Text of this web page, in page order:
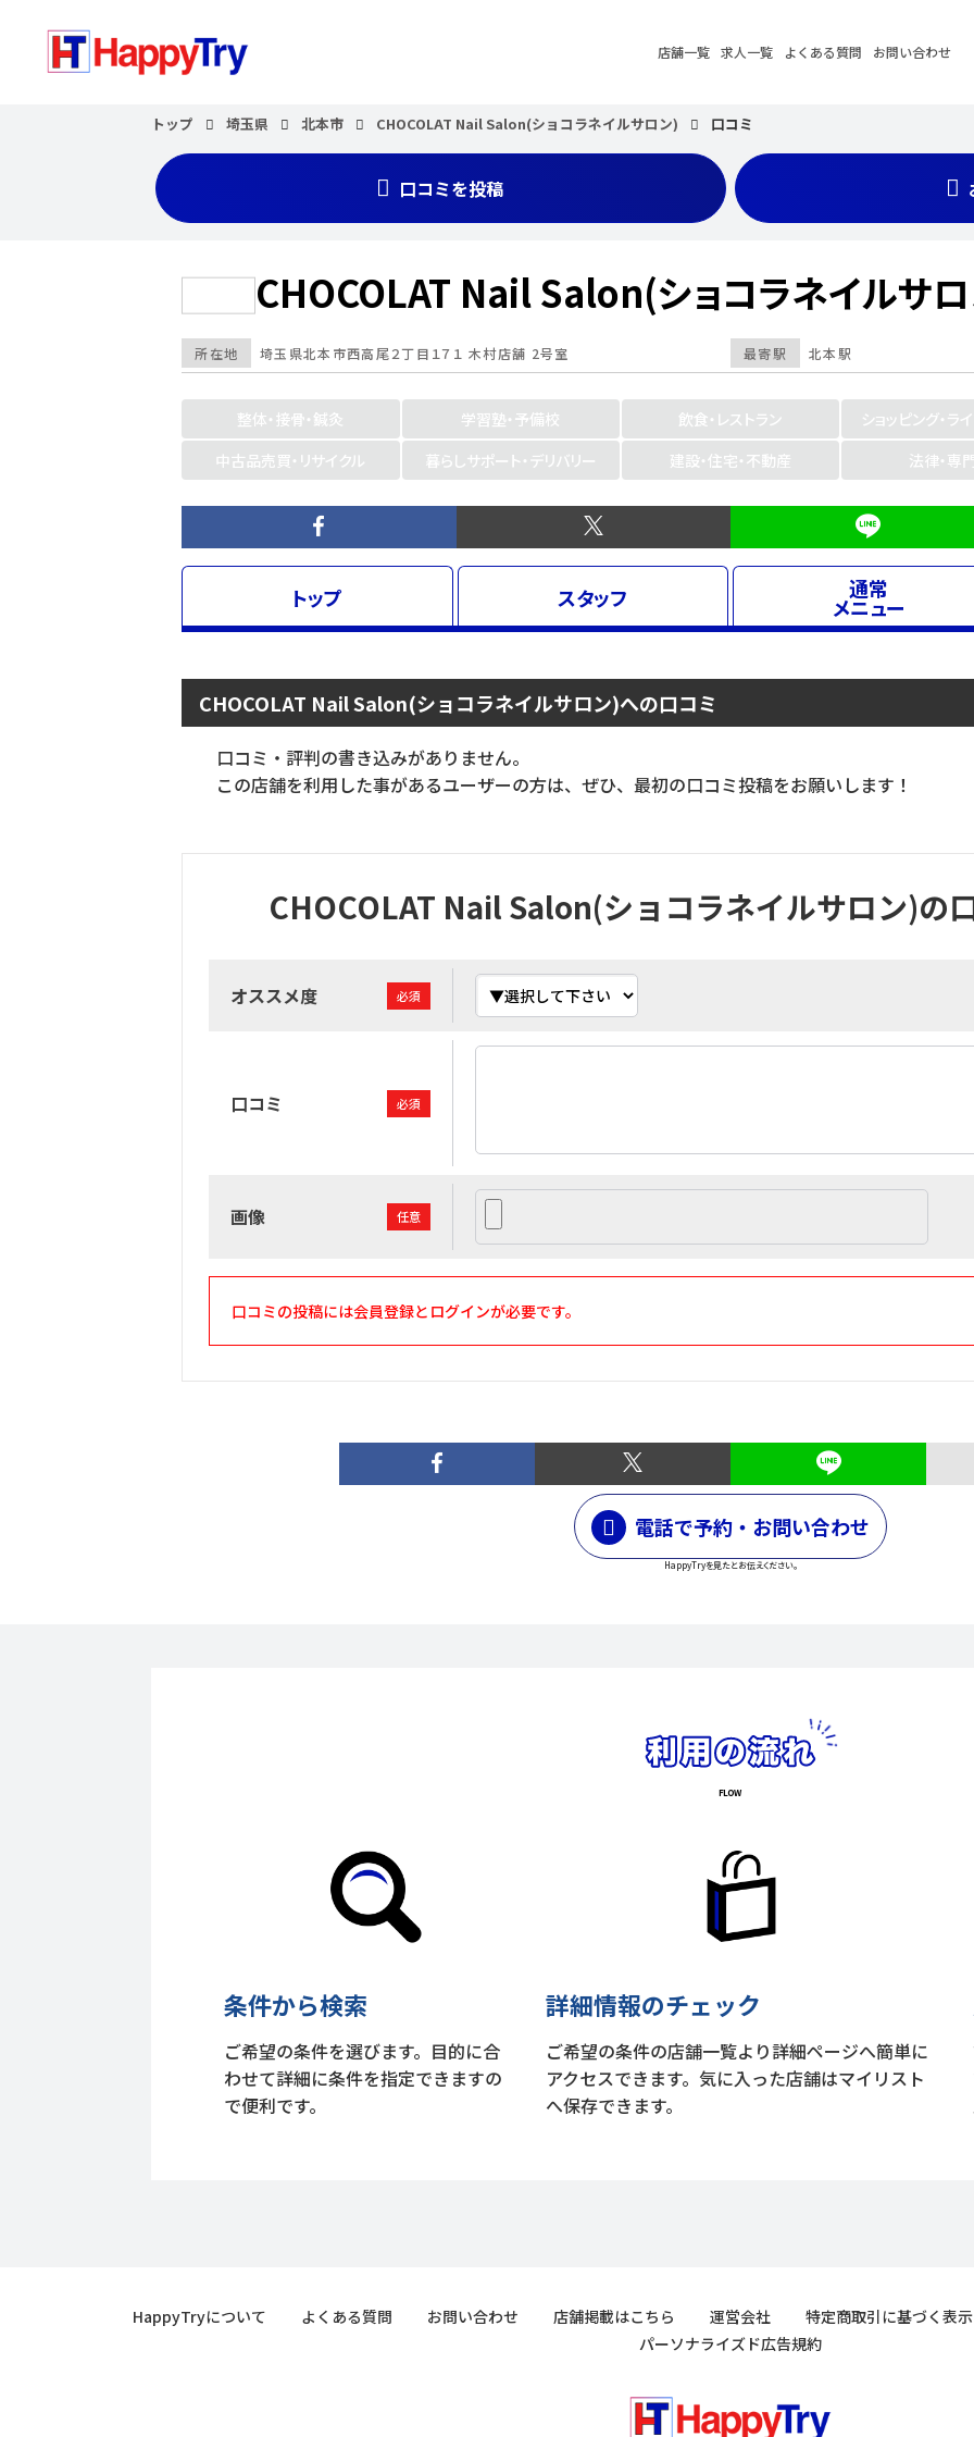
店舗一覧 求人一覧 よくある質問 お問い合わせ
トップ 埼玉県 北本市 CHOCOLAT Nail Salon(ショコラネイルサロン) 口コミ
口コミを投稿
CHOCOLAT Nail Salon(ショコラネイルサ
最寄駅 北本駅
所在地 埼玉県北本市西高尾２丁目１７１ 木村店舗 2号室
整体・接骨・鍼灸 学習塾・予備校 飲食・レストラン
ショッピング・ラ
中古品売買・リサイクル
暮らしサポート・デリバリー 建設・住宅・不動産 法律・専
トップ スタッフ 通常
メニュー
CHOCOLAT Nail Salon(ショコラネイルサロン)への口コミ
口コミ・評判の書き込みがありません。
この店舗を利用した事があるユーザーの方は、ぜひ、最初の口コミ投稿をお願いします！
CHOCOLAT Nail Salon(ショコラネイルサロン)の
オススメ度 必須
口コミ 必須
画像 任意
口コミの投稿には会員登録とログインが必要です。
電話で予約・お問い合わせ
HappyTryを見たとお伝えください。
条件から検索
ご希望の条件を選びます。目的に合
わせて詳細に条件を指定できますの
で便利です。
詳細情報のチェック
ご希望の条件の店舗一覧より詳細ページへ簡単に
アクセスできます。気に入った店舗はマイリスト
へ保存できます。
HappyTryについて よくある質問 お問い合わせ 店舗掲載はこちら 運営会社
特定商取引に基づく表示
パーソナライズド広告規約